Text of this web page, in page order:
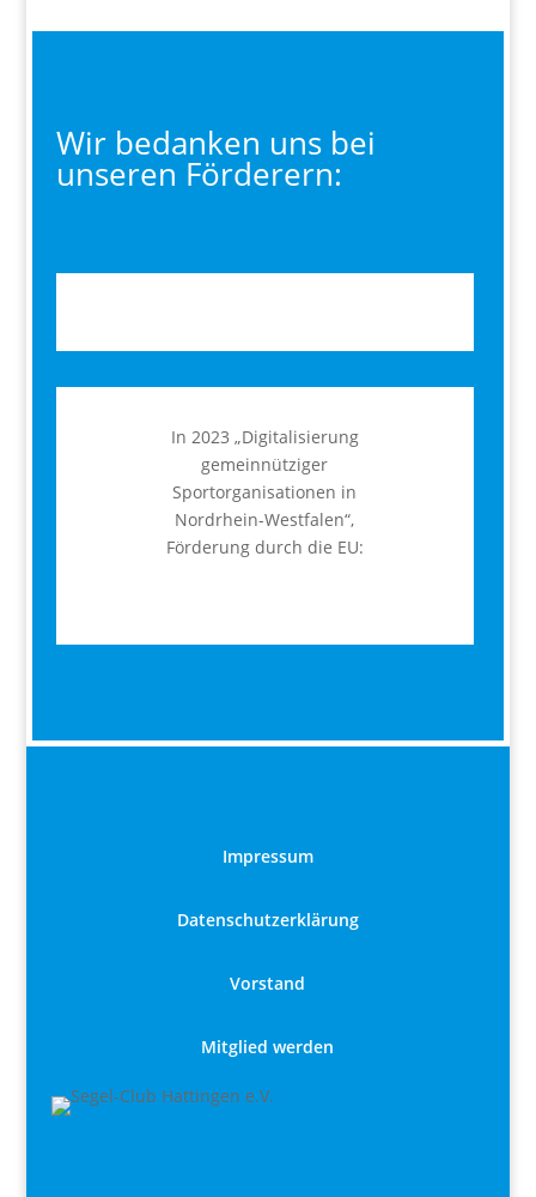
Wir bedanken uns bei
unseren Förderern:
In 2023 „Digitalisierung
gemeinnütziger
Sportorganisationen in
Nordrhein-Westfalen“,
Förderung durch die EU:
Impressum
Datenschutzerklärung
Vorstand
Mitglied werden